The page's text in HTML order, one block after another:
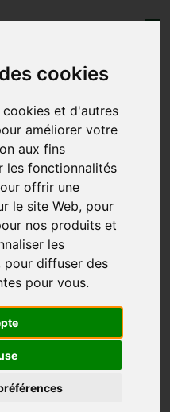
cookies
cookies et d'autres
améliorer votre
aux fins
les fonctionnalités
offrir une
le site Web, pour
nos produits et
les
pour diffuser des
pour vous.
Ursulines. Tous